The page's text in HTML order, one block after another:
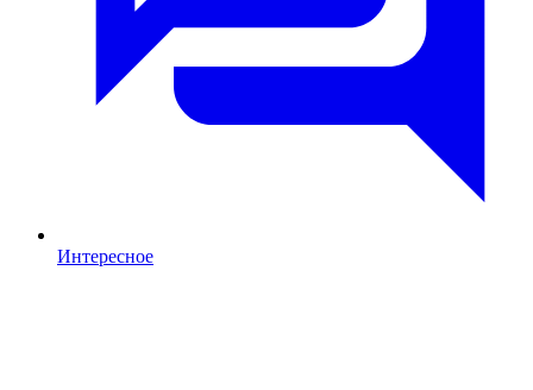
Интересное